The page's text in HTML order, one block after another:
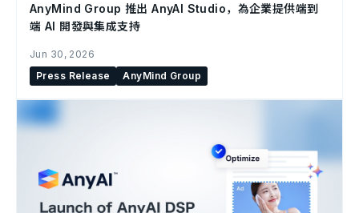
AnyMind Group 推出 AnyAI Studio，為企業提供端到
端 AI 開發與集成支持
Jun 30, 2026
Press Release
AnyMind Group